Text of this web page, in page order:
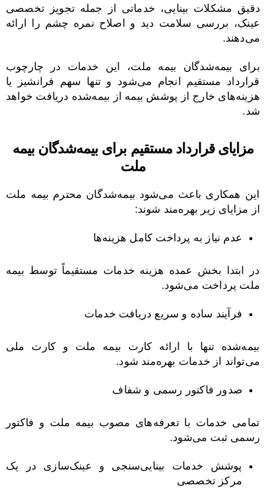
دقیق مشکلات بینایی، خدماتی از جمله تجویز تخصصی
عینک، بررسی سلامت دید و اصلاح نمره چشم را ارائه
می‌دهند.
برای بیمه‌شدگان بیمه ملت، این خدمات در چارچوب
قرارداد مستقیم انجام می‌شود و تنها سهم فرانشیز یا
هزینه‌های خارج از پوشش بیمه از بیمه‌شده دریافت خواهد
شد.
مزایای قرارداد مستقیم برای بیمه‌شدگان بیمه
ملت
این همکاری باعث می‌شود بیمه‌شدگان محترم بیمه ملت
از مزایای زیر بهره‌مند شوند:
عدم نیاز به پرداخت کامل هزینه‌ها
در ابتدا بخش عمده هزینه خدمات مستقیماً توسط بیمه
ملت پرداخت می‌شود.
فرآیند ساده و سریع دریافت خدمات
بیمه‌شده تنها با ارائه کارت بیمه ملت و کارت ملی
می‌تواند از خدمات بهره‌مند شود.
صدور فاکتور رسمی و شفاف
تمامی خدمات با تعرفه‌های مصوب بیمه ملت و فاکتور
رسمی ثبت می‌شود.
پوشش خدمات بینایی‌سنجی و عینک‌سازی در یک
مرکز تخصصی